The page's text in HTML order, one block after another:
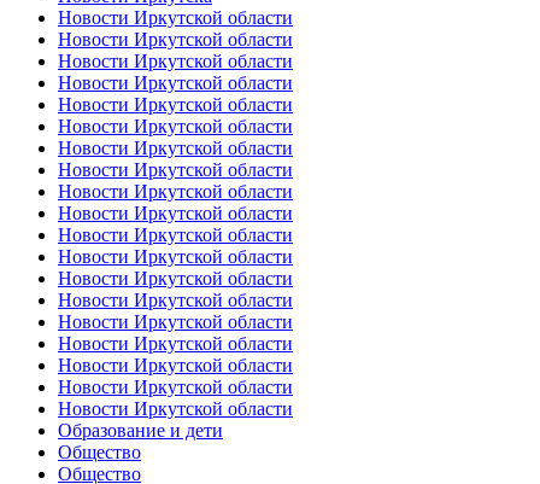
Новости Иркутской области
Новости Иркутской области
Новости Иркутской области
Новости Иркутской области
Новости Иркутской области
Новости Иркутской области
Новости Иркутской области
Новости Иркутской области
Новости Иркутской области
Новости Иркутской области
Новости Иркутской области
Новости Иркутской области
Новости Иркутской области
Новости Иркутской области
Новости Иркутской области
Новости Иркутской области
Новости Иркутской области
Новости Иркутской области
Новости Иркутской области
Образование и дети
Общество
Общество